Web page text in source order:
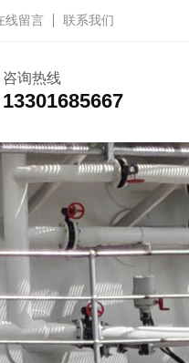
线留言 联系我们
咨询热线
13301685667